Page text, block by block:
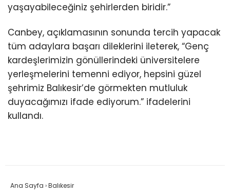
yaşayabileceğiniz şehirlerden biridir.”
Canbey, açıklamasının sonunda tercih yapacak
tüm adaylara başarı dileklerini ileterek, “Genç
kardeşlerimizin gönüllerindeki üniversitelere
yerleşmelerini temenni ediyor, hepsini güzel
şehrimiz Balıkesir’de görmekten mutluluk
duyacağımızı ifade ediyorum.” ifadelerini
kullandı.
Ana Sayfa ›Balıkesir